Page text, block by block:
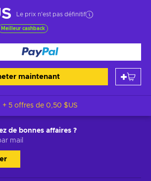
Le prix n'est pas définitif
Meilleur cashback
maintenant
+ 5 offres de 0,50 $US
de bonnes affaires ?
mail